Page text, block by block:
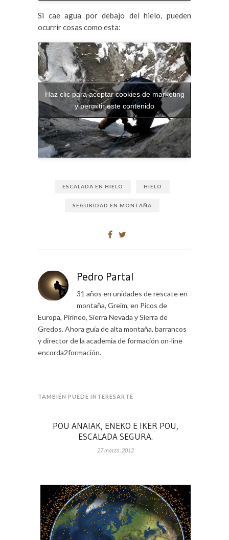
Si cae agua por debajo del hielo, pueden
ocurrir cosas como esta:
Haz clic para aceptar cookies de marketing
y permitir este contenido
ESCALADA EN HIELO HIELO
SEGURIDAD EN MONTAÑA
Pedro Partal
31 años en unidades de rescate en
montaña, Greim, en Picos de
Europa, Pirineo, Sierra Nevada y Sierra de
Gredos. Ahora guía de alta montaña, barrancos
y director de la academia de formación on-line
encorda2formación.
TAMBIÉN PUEDE INTERESARTE
POU ANAIAK, ENEKO E IKER POU,
ESCALADA SEGURA.
27 marzo, 2012